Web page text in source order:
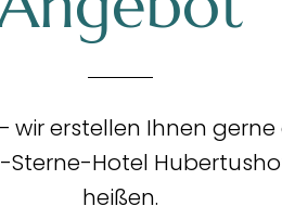
wir erstellen Ihnen
Hotel
heißen.